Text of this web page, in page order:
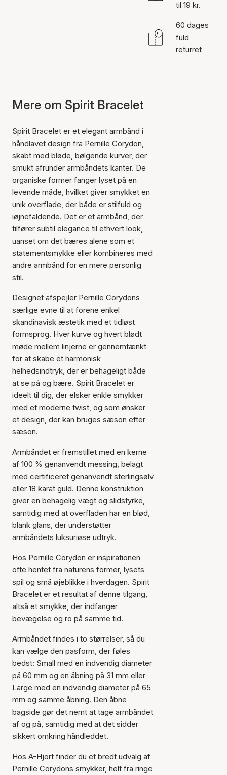
Varen er tilføjet til kurven
til 19 kr.
60 dages
fuld
returret
Mere om Spirit Bracelet
Spirit Bracelet er et elegant armbånd i
håndlavet design fra Pernille Corydon,
skabt med bløde, bølgende kurver, der
smukt afrunder armbåndets kanter. De
organiske former fanger lyset på en
levende måde, hvilket giver smykket en
unik overflade, der både er stilfuld og
iøjnefaldende. Det er et armbånd, der
tilfører subtil elegance til ethvert look,
uanset om det bæres alene som et
statementsmykke eller kombineres med
andre armbånd for en mere personlig
stil.
Designet afspejler Pernille Corydons
særlige evne til at forene enkel
skandinavisk æstetik med et tidløst
formsprog. Hver kurve og hvert blødt
møde mellem linjerne er gennemtænkt
for at skabe et harmonisk
helhedsindtryk, der er behageligt både
at se på og bære. Spirit Bracelet er
ideelt til dig, der elsker enkle smykker
med et moderne twist, og som ønsker
et design, der kan bruges sæson efter
sæson.
Armbåndet er fremstillet med en kerne
af 100 % genanvendt messing, belagt
med certificeret genanvendt sterlingsølv
eller 18 karat guld. Denne konstruktion
giver en behagelig vægt og slidstyrke,
samtidig med at overfladen har en blød,
blank glans, der understøtter
armbåndets luksuriøse udtryk.
Hos Pernille Corydon er inspirationen
ofte hentet fra naturens former, lysets
spil og små øjeblikke i hverdagen. Spirit
Bracelet er et resultat af denne tilgang,
altså et smykke, der indfanger
bevægelse og ro på samme tid.
Armbåndet findes i to størrelser, så du
kan vælge den pasform, der føles
bedst: Small med en indvendig diameter
på 60 mm og en åbning på 31 mm eller
Large med en indvendig diameter på 65
mm og samme åbning. Den åbne
bagside gør det nemt at tage armbåndet
af og på, samtidig med at det sidder
sikkert omkring håndleddet.
Hos A-Hjort finder du et bredt udvalg af
Pernille Corydons smykker, helt fra ringe